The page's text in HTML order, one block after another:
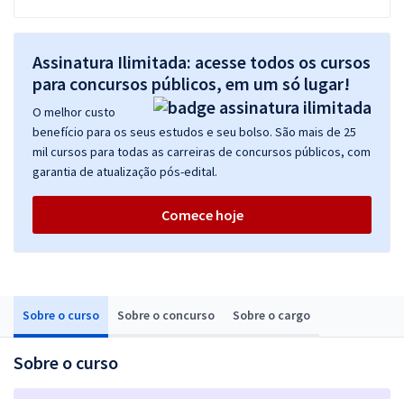
Sobre o curso Sobre o concurso Sobre o cargo
Sobre o curso
Assinatura Ilimitada: acesse todos os cursos
para concursos públicos, em um só lugar!
O melhor custo
benefício para os seus estudos e seu bolso. São mais de 25
mil cursos para todas as carreiras de concursos públicos, com
garantia de atualização pós-edital.
Comece hoje